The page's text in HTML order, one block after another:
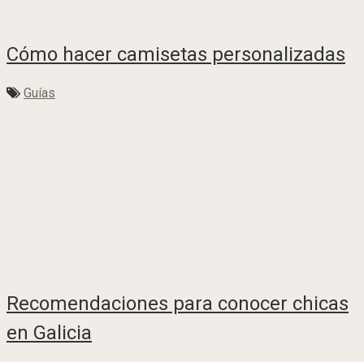
Cómo hacer camisetas personalizadas
Guías
Recomendaciones para conocer chicas
en Galicia